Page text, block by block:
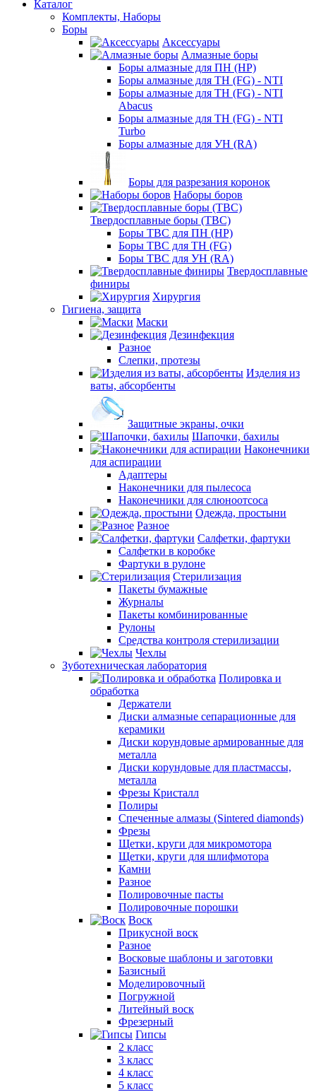
Каталог
Комплекты, Наборы
Боры
Аксессуары
Алмазные боры
Боры алмазные для ПН (HP)
Боры алмазные для ТН (FG) - NTI
Боры алмазные для ТН (FG) - NTI
Abacus
Боры алмазные для ТН (FG) - NTI
Turbo
Боры алмазные для УН (RA)
Боры для разрезания коронок
Наборы боров
Твердосплавные боры (ТВС)
Боры ТВС для ПН (HP)
Боры ТВС для ТН (FG)
Боры ТВС для УН (RA)
Твердосплавные
финиры
Хирургия
Гигиена, защита
Маски
Дезинфекция
Разное
Слепки, протезы
Изделия из
ваты, абсорбенты
Защитные экраны, очки
Шапочки, бахилы
Наконечники
для аспирации
Адаптеры
Наконечники для пылесоса
Наконечники для слюноотсоса
Одежда, простыни
Разное
Салфетки, фартуки
Салфетки в коробке
Фартуки в рулоне
Стерилизация
Пакеты бумажные
Журналы
Пакеты комбинированные
Рулоны
Средства контроля стерилизации
Чехлы
Зуботехническая лаборатория
Полировка и
обработка
Держатели
Диски алмазные сепарационные для
керамики
Диски корундовые армированные для
металла
Диски корундовые для пластмассы,
металла
Фрезы Кристалл
Полиры
Спеченные алмазы (Sintered diamonds)
Фрезы
Щетки, круги для микромотора
Щетки, круги для шлифмотора
Камни
Разное
Полировочные пасты
Полировочные порошки
Воск
Прикусной воск
Разное
Восковые шаблоны и заготовки
Базисный
Моделировочный
Погружной
Литейный воск
Фрезерный
Гипсы
2 класс
3 класс
4 класс
5 класс